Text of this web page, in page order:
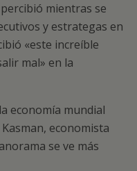
mientras se
y estrategas en
«este increíble
mal» en la
economía mundial
economista
se ve más